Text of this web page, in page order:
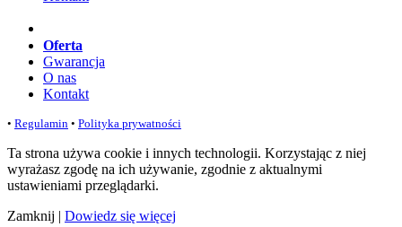
Oferta
Gwarancja
O nas
Kontakt
• Regulamin • Polityka prywatności
Ta strona używa cookie i innych technologii. Korzystając z niej
wyrażasz zgodę na ich używanie, zgodnie z aktualnymi
ustawieniami przeglądarki.
Zamknij | Dowiedz się więcej